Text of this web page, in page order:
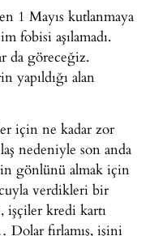
1 Mayıs kutlanmaya
fobisi aşılamadı.
da göreceğiz.
yapıldığı alan
için ne kadar zor
nedeniyle son anda
gönlünü almak için
verdikleri bir
işçiler kredi kartı
fırlamış, işini